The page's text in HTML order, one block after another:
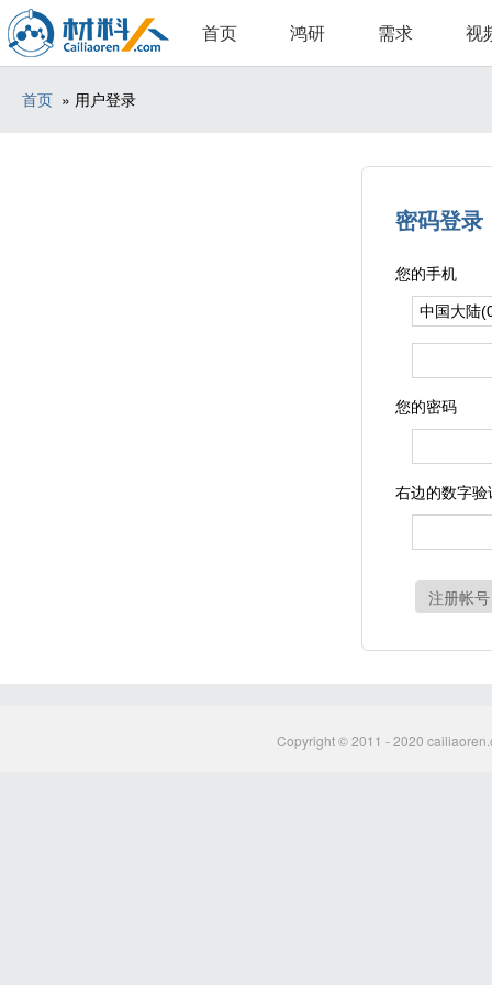
首页 鸿研 需求 视
首页 » 用户登录
密码登录
您的手机
您的密码
右边的数字验
注册帐号
Copyright © 2011 - 2020